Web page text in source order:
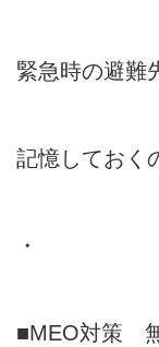
緊急時の避難
記憶しておく
・
■MEO対策